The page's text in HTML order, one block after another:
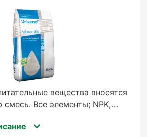
вещества вносятся
смесь. Все элементы; NPK,
состав благодаря